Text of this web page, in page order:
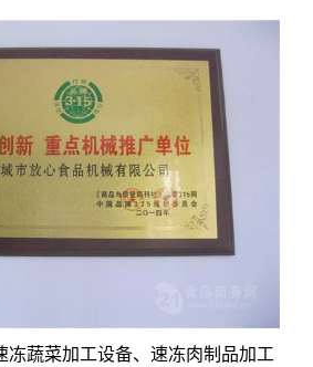
冻蔬菜加工设备、速冻肉制品加工